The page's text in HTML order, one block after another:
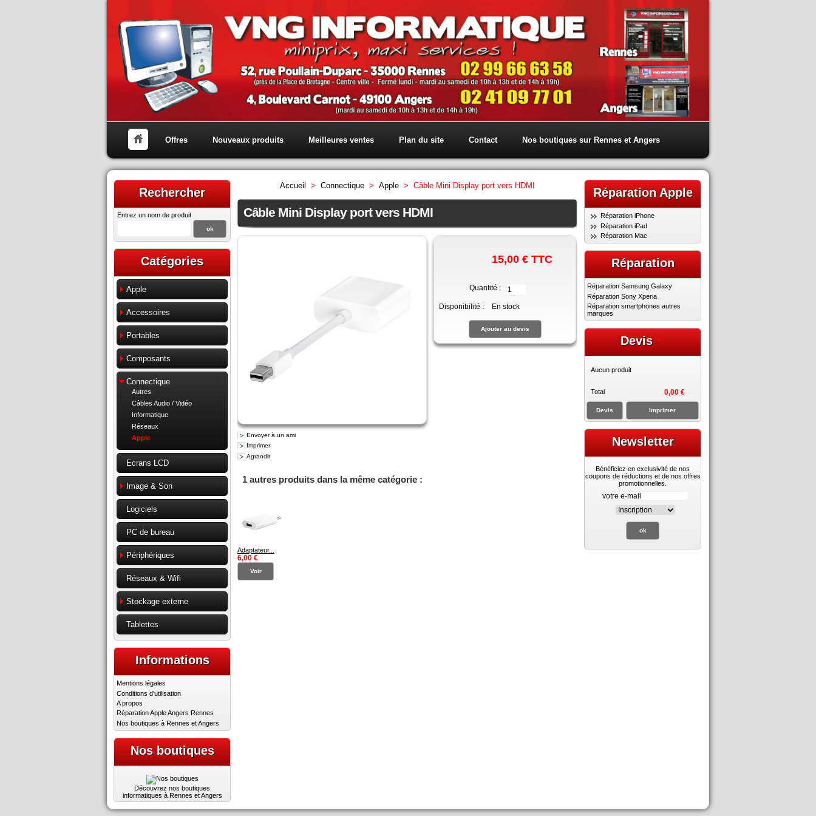
Offres Nouveaux produits Meilleures ventes Plan du site Contact Nos boutiques sur Rennes et Angers
Rechercher
Entrez un nom de produit
Catégories
Apple
Accessoires
Portables
Composants
Connectique
Autres
Câbles Audio / Vidéo
Informatique
Réseaux
Apple
Ecrans LCD
Image & Son
Logiciels
PC de bureau
Périphériques
Réseaux & Wifi
Stockage externe
Tablettes
Informations
Mentions légales
Conditions d'utilisation
A propos
Réparation Apple Angers Rennes
Nos boutiques à Rennes et Angers
Nos boutiques
Découvrez nos boutiques
informatiques à Rennes et Angers
Accueil > Connectique > Apple > Câble Mini Display port vers HDMI
Câble Mini Display port vers HDMI
Envoyer à un ami
Imprimer
Agrandir
15,00 €TTC
Quantité :
Disponibilité : En stock
1 autres produits dans la même catégorie :
Adaptateur...
6,00 €
Voir
Réparation Apple
Réparation iPhone
Réparation iPad
Réparation Mac
Réparation
Réparation Samsung Galaxy
Réparation Sony Xperia
Réparation smartphones autres
marques
Devis
Aucun produit
Total 0,00 €
Devis Imprimer
Newsletter
Bénéficiez en exclusivité de nos
coupons de réductions et de nos offres
promotionnelles.